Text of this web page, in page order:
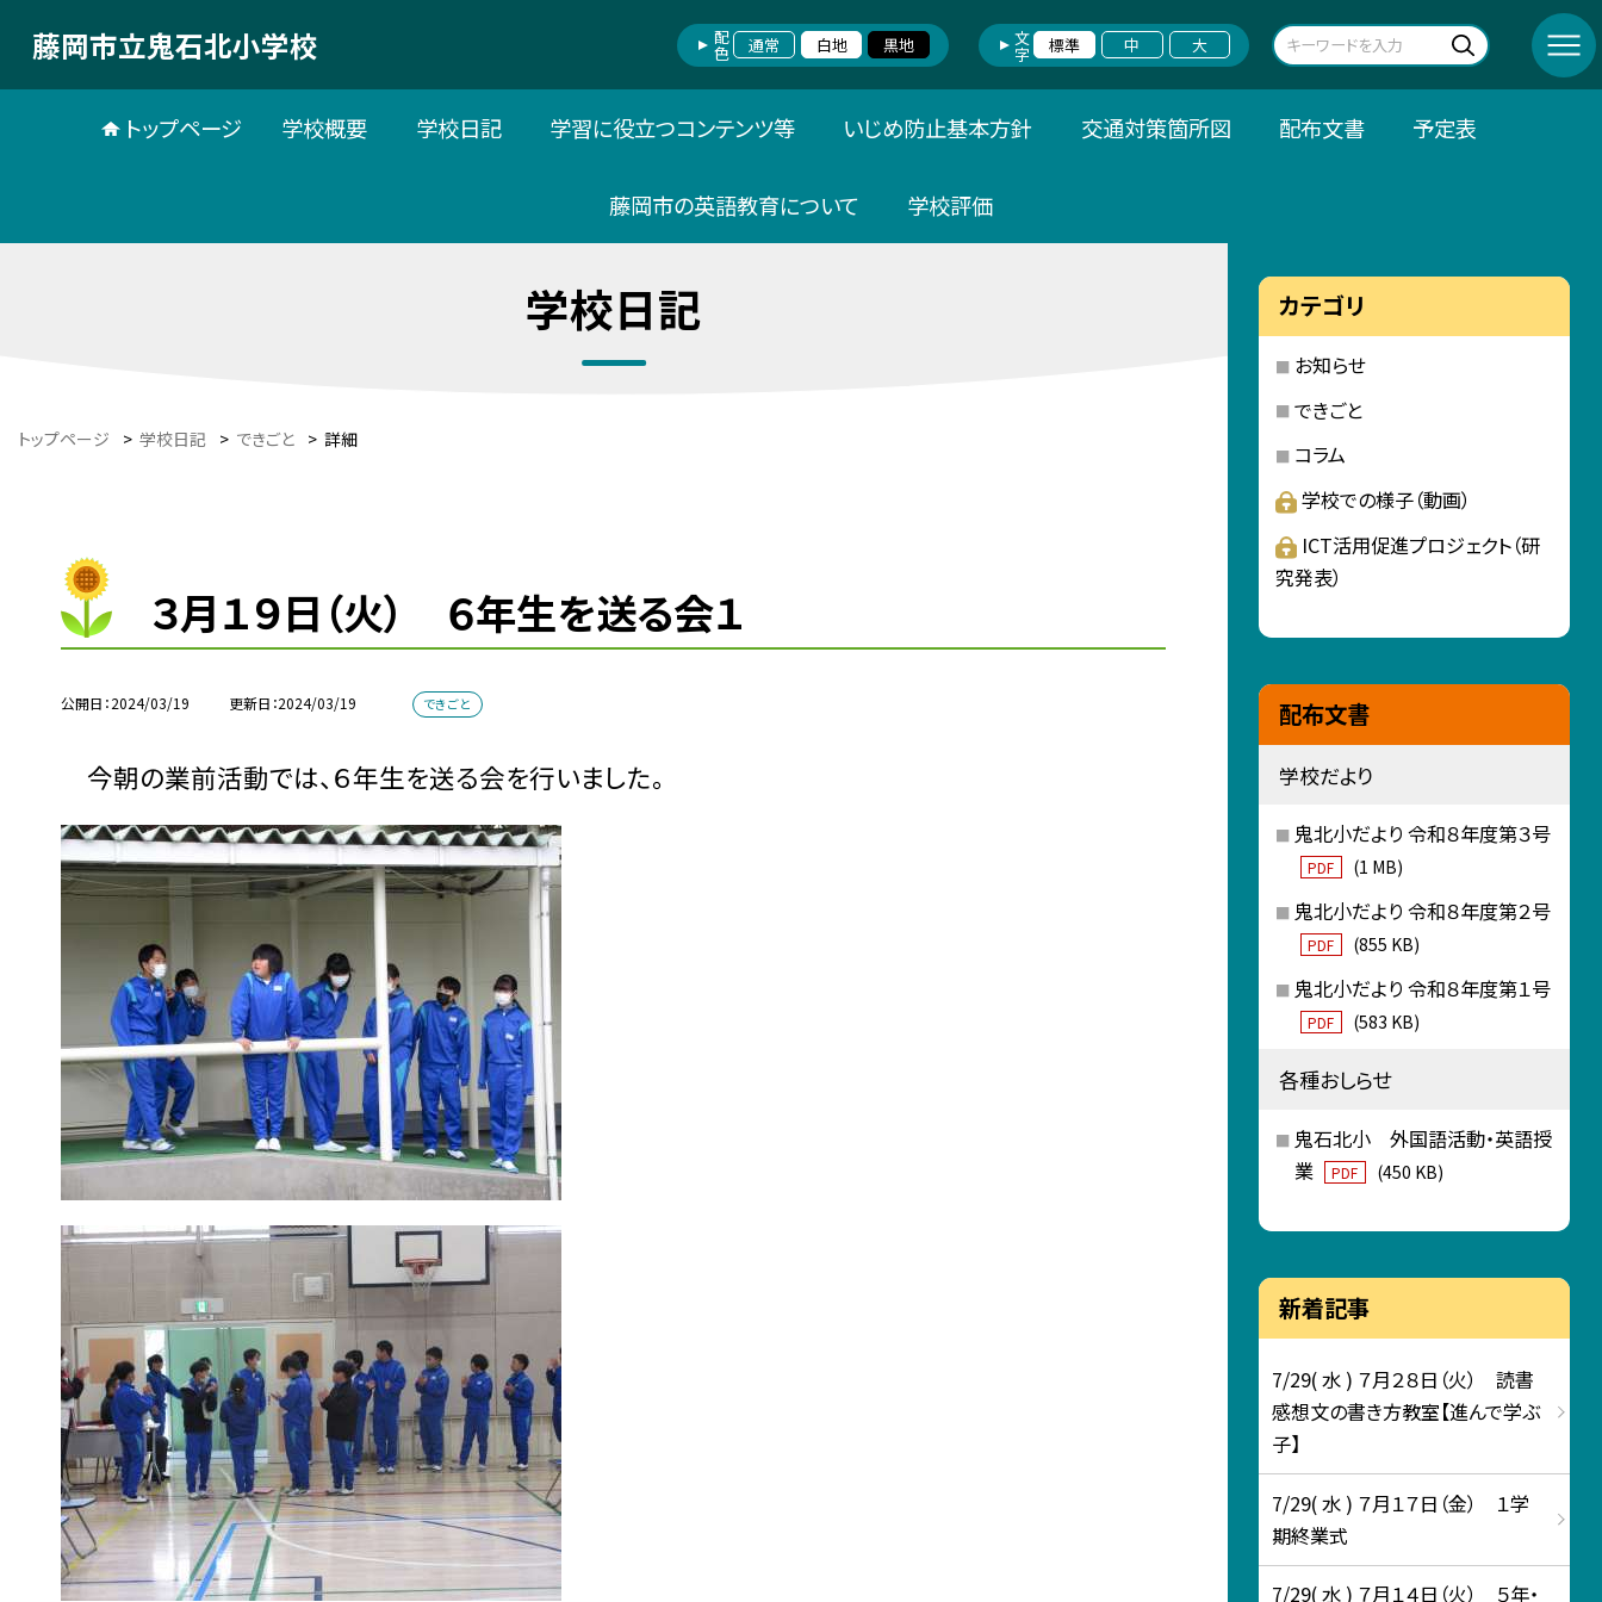
藤岡市立鬼石北小学校 配色 通常 白地 黒地 文字 標準 中 大
トップページ 学校概要 学校日記 学習に役立つコンテンツ等 いじめ防止基本方針 交通対策箇所図 配布文書 予定表
藤岡市の英語教育について 学校評価
学校日記
トップページ > 学校日記 > できごと > 詳細
３月１９日（火） ６年生を送る会１
公開日 2024/03/19 更新日 2024/03/19 できごと
今朝の業前活動では、６年生を送る会を行いました。
カテゴリ
お知らせ
できごと
コラム
学校での様子（動画）
ICT活用促進プロジェクト（研
究発表）
配布文書
学校だより
鬼北小だより 令和８年度第３号
PDF (1 MB)
鬼北小だより 令和８年度第２号
PDF (855 KB)
鬼北小だより 令和８年度第１号
PDF (583 KB)
各種おしらせ
鬼石北小 外国語活動・英語授
業
PDF (450 KB)
新着記事
7/29( 水 ) ７月２８日（火） 読書
感想文の書き方教室【進んで学ぶ
子】
7/29( 水 ) ７月１７日（金） １学
期終業式
7/29( 水 ) ７月１４日（火） ５年・